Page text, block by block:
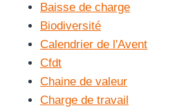
Baisse de charge
Biodiversité
Calendrier de l'Avent
Cfdt
Chaine de valeur
Charge de travail